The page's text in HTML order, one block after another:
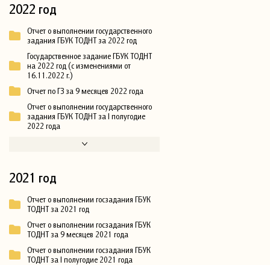
2022 год
Отчет о выполнении государственного
задания ГБУК ТОДНТ за 2022 год
Государственное задание ГБУК ТОДНТ
на 2022 год (с изменениями от
16.11.2022 г.)
Отчет по ГЗ за 9 месяцев 2022 года
Отчет о выполнении государственного
задания ГБУК ТОДНТ за I полугодие
2022 года
2021 год
Отчет о выполнении госзадания ГБУК
ТОДНТ за 2021 год
Отчет о выполнении госзадания ГБУК
ТОДНТ за 9 месяцев 2021 года
Отчет о выполнении госзадания ГБУК
ТОДНТ за I полугодие 2021 года